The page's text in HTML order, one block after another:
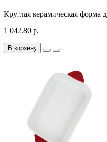
Круглая керамическая форма
1 042.80 р.
В корзину